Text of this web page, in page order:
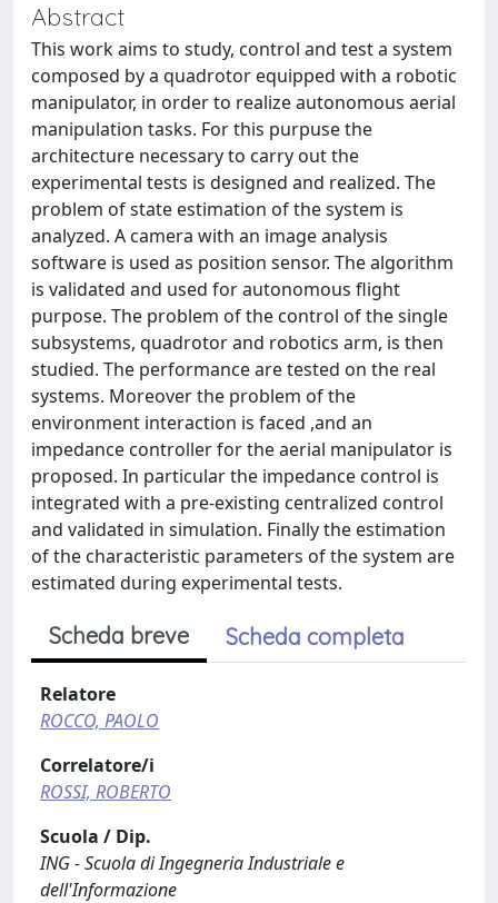
Abstract
This work aims to study, control and test a system
composed by a quadrotor equipped with a robotic
manipulator, in order to realize autonomous aerial
manipulation tasks. For this purpuse the
architecture necessary to carry out the
experimental tests is designed and realized. The
problem of state estimation of the system is
analyzed. A camera with an image analysis
software is used as position sensor. The algorithm
is validated and used for autonomous flight
purpose. The problem of the control of the single
subsystems, quadrotor and robotics arm, is then
studied. The performance are tested on the real
systems. Moreover the problem of the
environment interaction is faced ,and an
impedance controller for the aerial manipulator is
proposed. In particular the impedance control is
integrated with a pre-existing centralized control
and validated in simulation. Finally the estimation
of the characteristic parameters of the system are
estimated during experimental tests.
Scheda breve Scheda completa
Relatore
ROCCO, PAOLO
Correlatore/i
ROSSI, ROBERTO
Scuola / Dip.
ING - Scuola di Ingegneria Industriale e
dell'Informazione